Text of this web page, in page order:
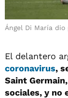
Ángel Di María dio
El delantero
coronavirus,
Saint
sociales, y no